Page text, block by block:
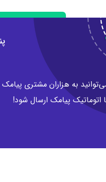
به هزاران مشتری
اتوماتیک پیامک ارسال شود!